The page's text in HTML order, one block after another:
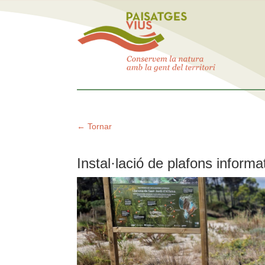
← Tornar
Instal·lació de plafons